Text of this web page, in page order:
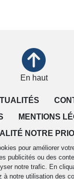
pour améliorer
publicités ou des
notre trafic. En
notre utilisation des
MENTIONS
NOTRE
DE
En haut